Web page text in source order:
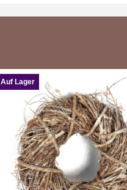
Auf Lager